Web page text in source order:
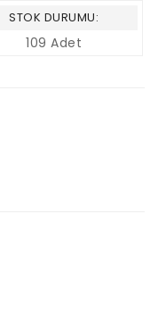
STOK DURUMU:
109 Adet